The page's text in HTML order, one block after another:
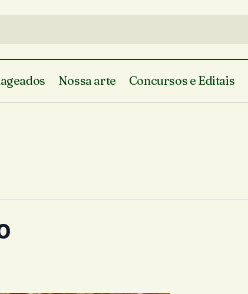
Nossa arte Concursos e Editais